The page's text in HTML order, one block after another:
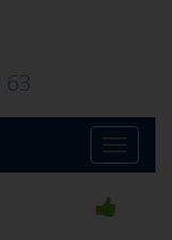
63
Toggle